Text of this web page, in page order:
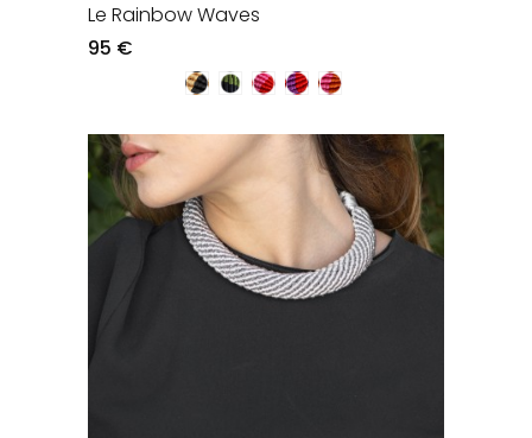
Le Rainbow Waves
95 €